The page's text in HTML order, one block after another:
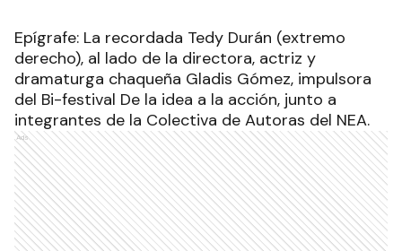
Epígrafe: La recordada Tedy Durán (extremo
derecho), al lado de la directora, actriz y
dramaturga chaqueña Gladis Gómez, impulsora
del Bi-festival De la idea a la acción, junto a
integrantes de la Colectiva de Autoras del NEA.
Ads